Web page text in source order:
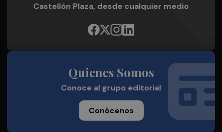
Castellón Plaza, desde cualquier medio
Quienes Somos
Conoce al grupo editorial
Conócenos